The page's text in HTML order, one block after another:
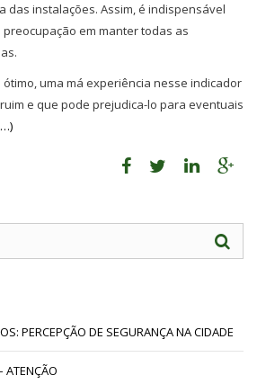
das instalações. Assim, é indispensável
em manter todas as
uma má experiência nesse indicador
e que pode prejudica-lo para eventuais
PERCEPÇÃO DE SEGURANÇA NA CIDADE
ATENÇÃO